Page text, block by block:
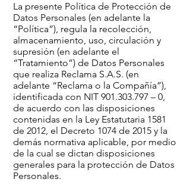
La presente Política de Protección de
Datos Personales (en adelante la
“Política”), regula la recolección,
almacenamiento, uso, circulación y
supresión (en adelante el
“Tratamiento”) de Datos Personales
que realiza Reclama S.A.S. (en
adelante “Reclama o la Compañía”),
identificada con NIT 901.303.797 – 0,
de acuerdo con las disposiciones
contenidas en la Ley Estatutaria 1581
de 2012, el Decreto 1074 de 2015 y la
demás normativa aplicable, por medio
de la cual se dictan disposiciones
generales para la protección de Datos
Personales.